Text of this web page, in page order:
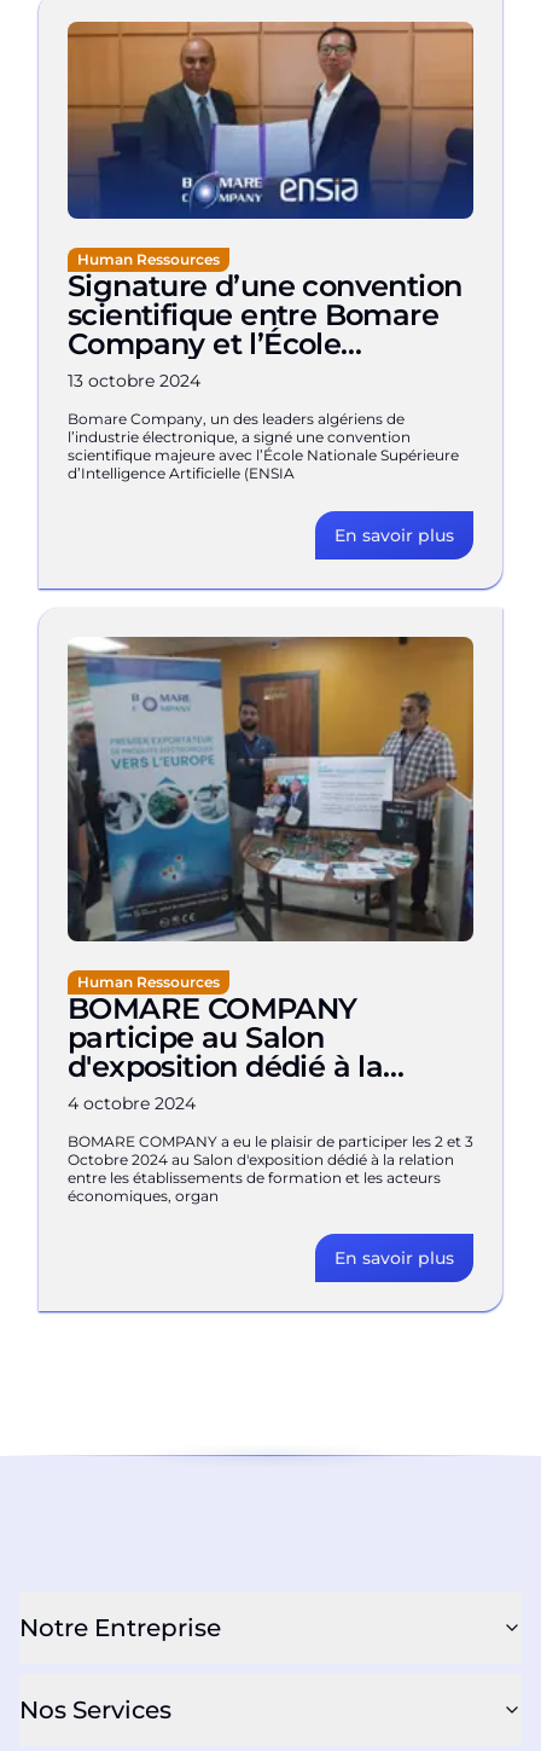
Human Ressources
Signature d’une convention
scientifique entre Bomare
Company et l’École
Nationale Supérieure
13 octobre 2024
Bomare Company, un des leaders algériens de
l’industrie électronique, a signé une convention
scientifique majeure avec l’École Nationale Supérieure
d’Intelligence Artificielle (ENSIA
En savoir plus
Human Ressources
BOMARE COMPANY
participe au Salon
d'exposition dédié à la
relation entre les
formation et les acteurs
économiques
4 octobre 2024
BOMARE COMPANY a eu le plaisir de participer les 2 et 3
Octobre 2024 au Salon d'exposition dédié à la relation
entre les établissements de formation et les acteurs
économiques, organ
En savoir plus
Notre Entreprise
Nos Services